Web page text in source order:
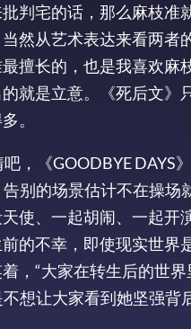
判宅的话，那么麻枝
然从艺术表达来看两
擅长的，也是我喜欢
就是立意。《死后文
。
，《GOODBYE
别的场景估计不在操
使、一起胡闹、一起开
的不幸，即使现实世界
，“大家在转生后的世
想让大家看到她坚强背